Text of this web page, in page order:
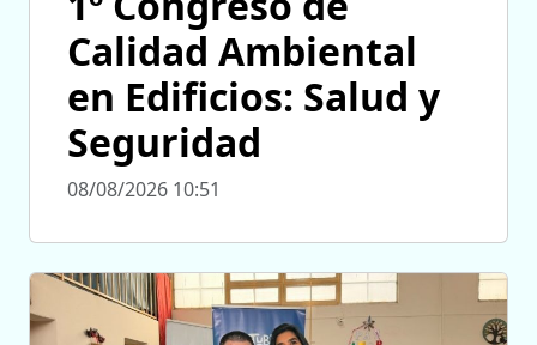
Calidad Ambiental
en Edificios: Salud y
Seguridad
08/08/2026 10:51